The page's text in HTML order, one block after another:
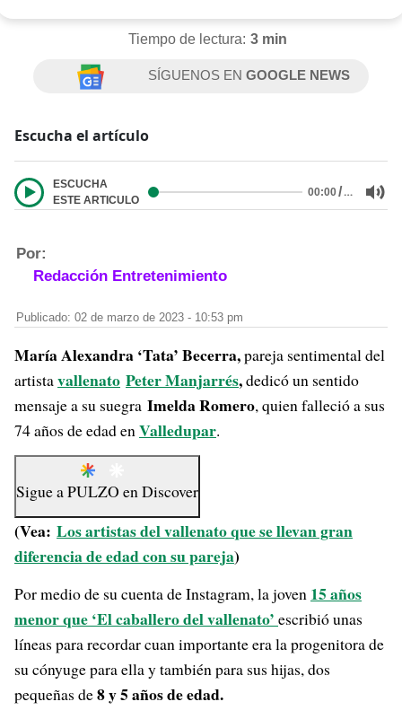
Tiempo de lectura: 3 min
SÍGUENOS ENGOOGLE NEWS
Escucha el artículo
ESCUCHA
ESTE ARTICULO
00:00/…
Por:
Redacción Entretenimiento
Publicado: 02 de marzo de 2023 - 10:53 pm
María Alexandra ‘Tata’ Becerra,pareja sentimental del
artistavallenato Peter Manjarrés,dedicó un sentido
mensaje a su suegra Imelda Romero, quien falleció a sus
74 años de edad enValledupar.
Sigue aPULZO enDiscover
(Vea: Los artistas del vallenato que se llevan gran
diferencia de edad con su pareja)
Por medio de su cuenta de Instagram, la joven 15 años
menor que ‘El caballero del vallenato’ escribió unas
líneas para recordar cuan importante era la progenitora de
su cónyuge para ella y también para sus hijas, dos
pequeñas de8 y 5 años de edad.